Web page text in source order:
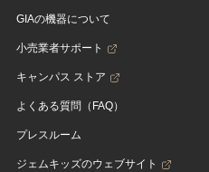
GIAの機器について
小売業者サポート
キャンパス ストア
よくある質問（FAQ）
プレスルーム
ジェムキッズのウェブサイト